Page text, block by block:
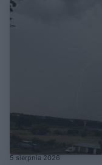
5 sierpnia 2026